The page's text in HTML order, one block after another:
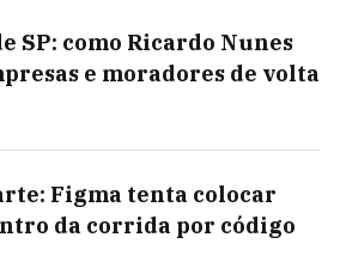
SP: como Ricardo Nunes
e moradores de volta
Figma tenta colocar
da corrida por código